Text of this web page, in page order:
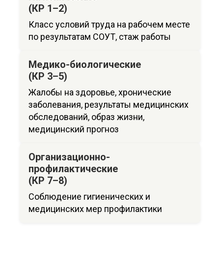
(КР 1–2)
Класс условий труда на рабочем месте
по результатам СОУТ, стаж работы
Медико-биологические
(КР 3–5)
Жалобы на здоровье, хронические
заболевания, результаты медицинских
обследований, образ жизни,
медицинский прогноз
Организационно-
профилактические
(КР 7–8)
Соблюдение гигиенических и
медицинских мер профилактики